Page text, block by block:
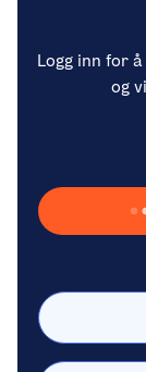
Logg inn for
og
Laster inn